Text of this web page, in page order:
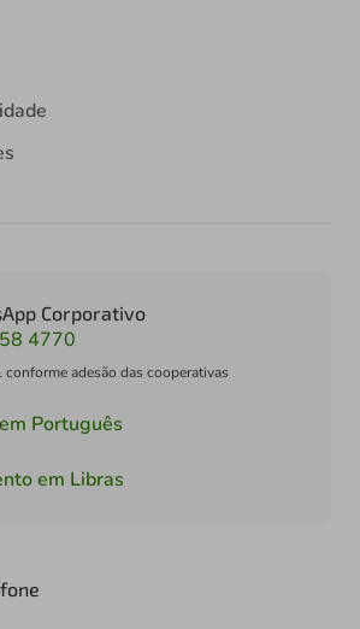
Corporativo
4770
adesão das cooperativas
Português
em Libras